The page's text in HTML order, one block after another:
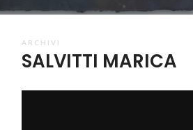
ARCHIVI
SALVITTI MARICA